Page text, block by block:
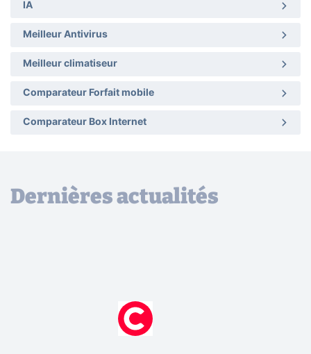
IA
Meilleur Antivirus
Meilleur climatiseur
Comparateur Forfait mobile
Comparateur Box Internet
Dernières actualités